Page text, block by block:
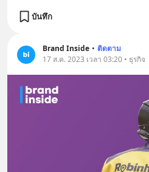
บันทึก
Brand Inside • ติดตาม
17 ส.ค. 2023 เวลา 03:20 • ธุรกิจ